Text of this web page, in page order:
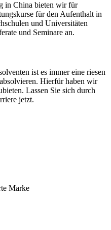
in China bieten wir für
für den Aufenthalt in
und Universitäten
und Seminare an.
ist es immer eine riesen
Hierfür haben wir
Lassen Sie sich durch
jetzt.
Marke